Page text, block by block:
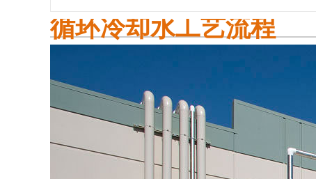
循环冷却水工艺流程